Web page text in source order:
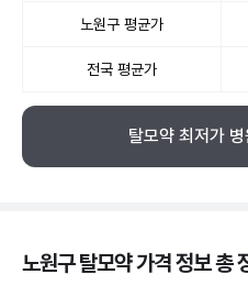
노원구 평균가
전국 평균가
탈모약 최저가
노원구 탈모약 가격 정보 총